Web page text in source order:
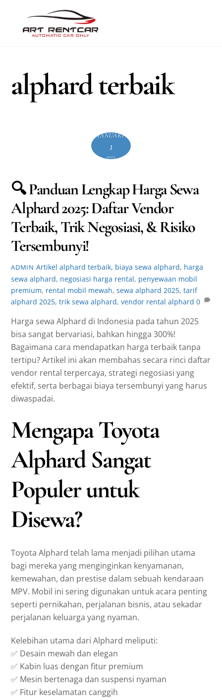
content
alphard terbaik
JANUARI
1
2025
🔍 Panduan Lengkap Harga Sewa
Alphard 2025: Daftar Vendor
Terbaik, Trik Negosiasi, & Risiko
Tersembunyi!
ADMIN Artikel alphard terbaik, biaya sewa alphard, harga
sewa alphard, negosiasi harga rental, penyewaan mobil
premium, rental mobil mewah,sewa alphard 2025,tarif
alphard 2025,trik sewa alphard,vendor rental alphard 0
Harga sewa Alphard di Indonesia pada tahun 2025
bisa sangat bervariasi, bahkan hingga 300%!
Bagaimana cara mendapatkan harga terbaik tanpa
tertipu? Artikel ini akan membahas secara rinci daftar
vendor rental terpercaya, strategi negosiasi yang
efektif, serta berbagai biaya tersembunyi yang harus
diwaspadai.
Mengapa Toyota
Alphard Sangat
Populer untuk
Disewa?
Toyota Alphard telah lama menjadi pilihan utama
bagi mereka yang menginginkan kenyamanan,
kemewahan, dan prestise dalam sebuah kendaraan
MPV. Mobil ini sering digunakan untuk acara penting
seperti pernikahan, perjalanan bisnis, atau sekadar
perjalanan keluarga yang nyaman.
Kelebihan utama dari Alphard meliputi:
✅ Desain mewah dan elegan
✅ Kabin luas dengan fitur premium
✅ Mesin bertenaga dan suspensi nyaman
✅ Fitur keselamatan canggih